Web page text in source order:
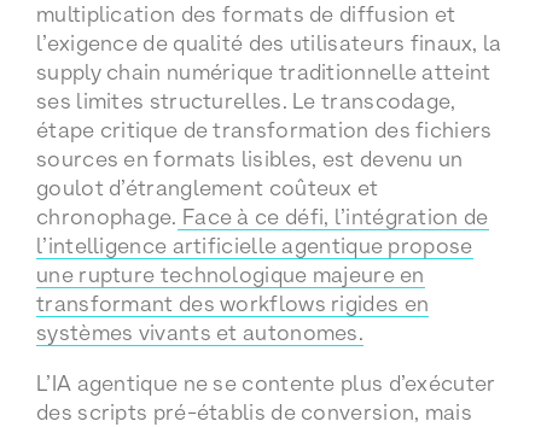
multiplication des formats de diffusion et
l’exigence de qualité des utilisateurs finaux, la
supply chain numérique traditionnelle atteint
ses limites structurelles. Le transcodage,
étape critique de transformation des fichiers
sources en formats lisibles, est devenu un
goulot d’étranglement coûteux et
chronophage. Face à ce défi, l’intégration de
l’intelligence artificielle agentique propose
une rupture technologique majeure en
transformant des workflows rigides en
systèmes vivants et autonomes.
L’IA agentique ne se contente plus d’exécuter
des scripts pré-établis de conversion, mais